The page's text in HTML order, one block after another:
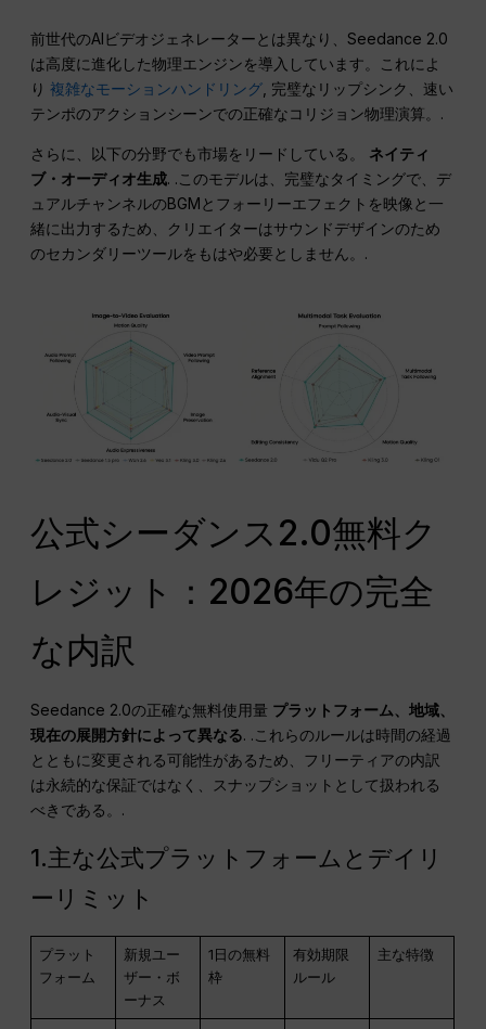
前世代のAIビデオジェネレーターとは異なり、Seedance 2.0
は高度に進化した物理エンジンを導入しています。これによ
り複雑なモーションハンドリング , 完璧なリップシンク、速い
テンポのアクションシーンでの正確なコリジョン物理演算。.
さらに、以下の分野でも市場をリードしている。 ネイティ
ブ・オーディオ生成. .このモデルは、完璧なタイミングで、デ
ュアルチャンネルのBGMとフォーリーエフェクトを映像と一
緒に出力するため、クリエイターはサウンドデザインのため
のセカンダリーツールをもはや必要としません。.
公式シーダンス2.0無料ク
レジット：2026年の完全
な内訳
Seedance 2.0の正確な無料使用量 プラットフォーム、地域、
現在の展開方針によって異なる. .これらのルールは時間の経過
とともに変更される可能性があるため、フリーティアの内訳
は永続的な保証ではなく、スナップショットとして扱われる
べきである。.
1.主な公式プラットフォームとデイリ
ーリミット
プラット
フォーム
新規ユー
ザー・ボ
ーナス
1日の無料
枠
有効期限
ルール
主な特徴